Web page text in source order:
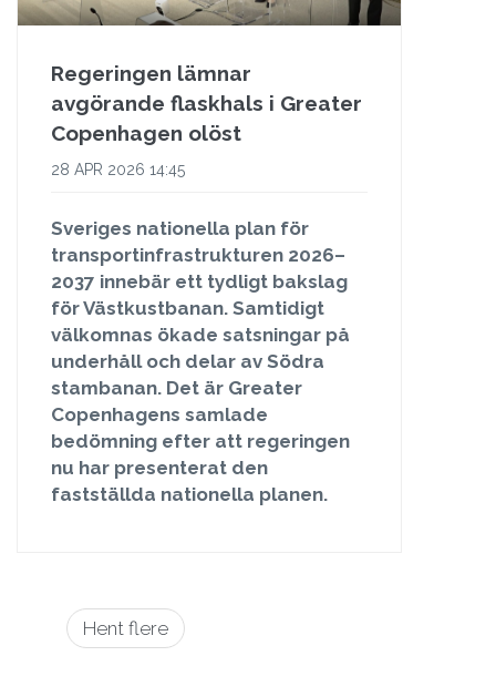
Regeringen lämnar
avgörande flaskhals i Greater
Copenhagen olöst
28 APR 2026 14:45
Sveriges nationella plan för
transportinfrastrukturen 2026–
2037 innebär ett tydligt bakslag
för Västkustbanan. Samtidigt
välkomnas ökade satsningar på
underhåll och delar av Södra
stambanan. Det är Greater
Copenhagens samlade
bedömning efter att regeringen
nu har presenterat den
fastställda nationella planen.
PagineringHent flere